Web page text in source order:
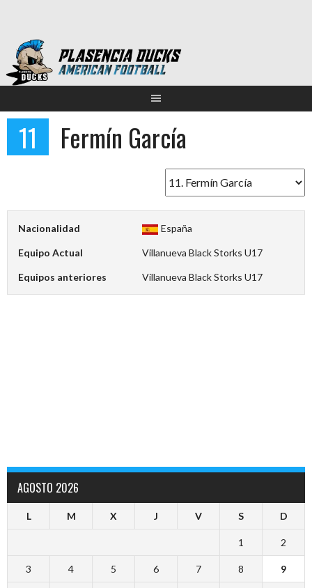
contenido
11 Fermín García
Nacionalidad España
Equipo Actual Villanueva Black Storks U17
Equipos anteriores Villanueva Black Storks U17
AGOSTO 2026
L M X J V S D
1 2
3 4 5 6 7 8 9